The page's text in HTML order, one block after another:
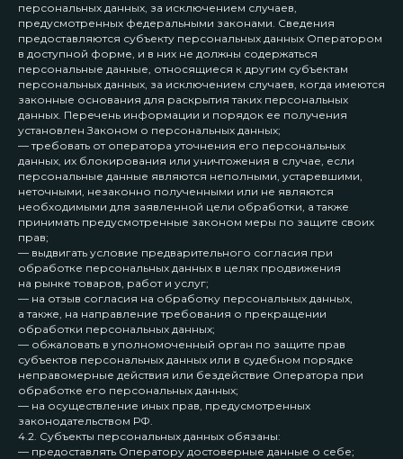
персональных данных, за исключением случаев,
предусмотренных федеральными законами. Сведения
предоставляются субъекту персональных данных Оператором
в доступной форме, и в них не должны содержаться
персональные данные, относящиеся к другим субъектам
персональных данных, за исключением случаев, когда имеются
законные основания для раскрытия таких персональных
данных. Перечень информации и порядок ее получения
установлен Законом о персональных данных;
— требовать от оператора уточнения его персональных
данных, их блокирования или уничтожения в случае, если
персональные данные являются неполными, устаревшими,
неточными, незаконно полученными или не являются
необходимыми для заявленной цели обработки, а также
принимать предусмотренные законом меры по защите своих
прав;
— выдвигать условие предварительного согласия при
обработке персональных данных в целях продвижения
на рынке товаров, работ и услуг;
— на отзыв согласия на обработку персональных данных,
а также, на направление требования о прекращении
обработки персональных данных;
— обжаловать в уполномоченный орган по защите прав
субъектов персональных данных или в судебном порядке
неправомерные действия или бездействие Оператора при
обработке его персональных данных;
— на осуществление иных прав, предусмотренных
законодательством РФ.
4.2. Субъекты персональных данных обязаны:
— предоставлять Оператору достоверные данные о себе;